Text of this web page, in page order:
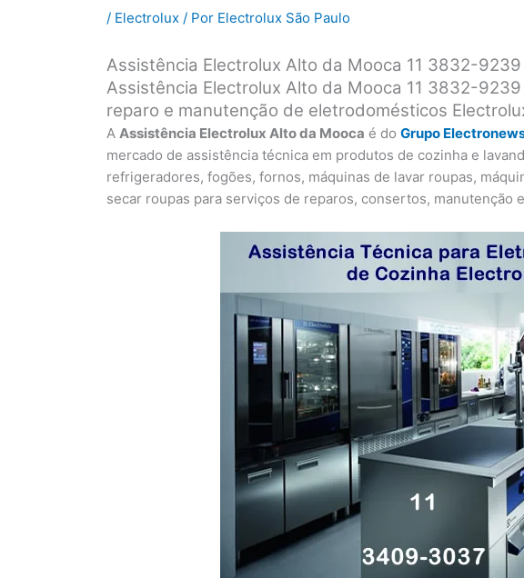
/ Electrolux / Por Electrolux São Paulo
Assistência Electrolux Alto da Mooca 11 3832-9239
Assistência Electrolux Alto da Mooca 11 3832-
reparo e manutenção de eletrodomésticos
A Assistência Electrolux Alto da Mooca é do Grupo
mercado de assistência técnica em produtos de cozinha e
refrigeradores, fogões, fornos, máquinas de lavar roupas,
secar roupas para serviços de reparos, consertos, manutenção